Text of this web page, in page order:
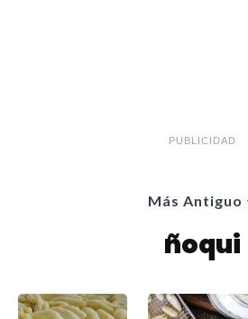
PUBLICIDAD
Más Antiguo
ñoqui